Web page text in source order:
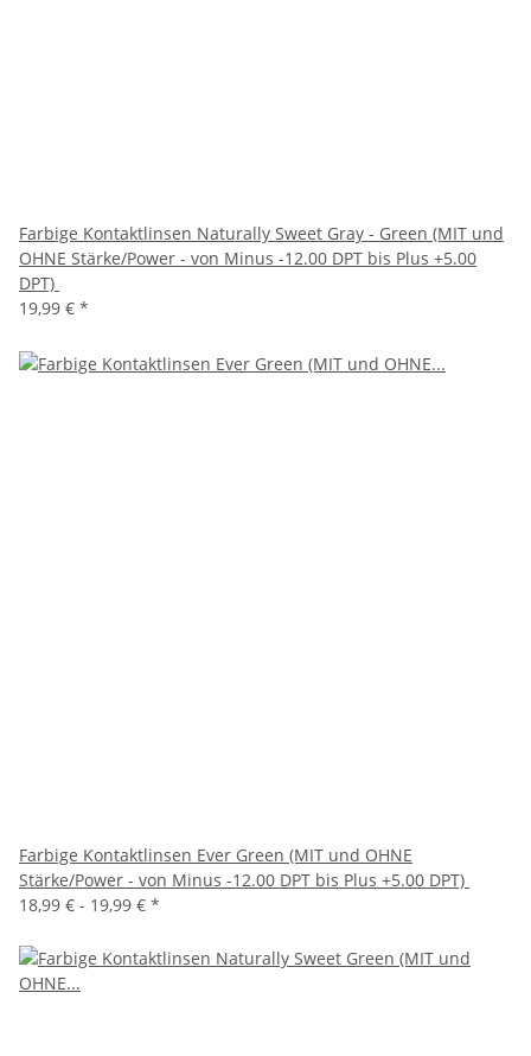
Farbige Kontaktlinsen Naturally Sweet Gray - Green (MIT und
OHNE Stärke/Power - von Minus -12.00 DPT bis Plus +5.00
DPT)
19,99 € *
Farbige Kontaktlinsen Ever Green (MIT und OHNE
Stärke/Power - von Minus -12.00 DPT bis Plus +5.00 DPT)
18,99 € - 19,99 € *